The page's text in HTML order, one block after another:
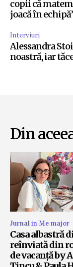
copii că
joacă în
Interviuri
Alessandra
noastră, iar
Din
Jurnal in Me major
Casa albastră
reînviată din
de vacanță by